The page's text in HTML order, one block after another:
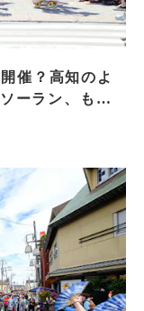
催？高知のよ
ーラン、もう